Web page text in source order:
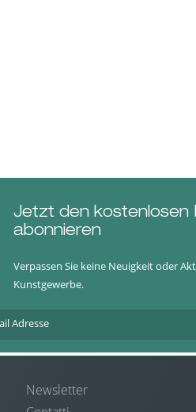
Jetzt den kostenlosen
abonnieren
Verpassen Sie keine Neuigkeit oder
Kunstgewerbe.
Newsletter